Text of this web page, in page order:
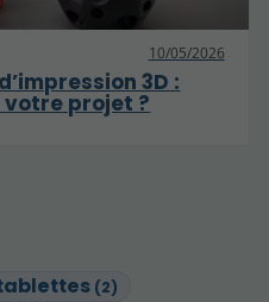
(2)
10/05/2026
3D :
projet ?